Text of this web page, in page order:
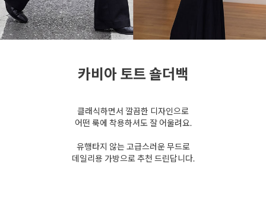
카비아 토트 숄더백
클래식하면서 깔끔한 디자인으로
어떤 룩에 착용하셔도 잘 어울려요.
유행타지 않는 고급스러운 무드로
데일리용 가방으로 추천 드린답니다.